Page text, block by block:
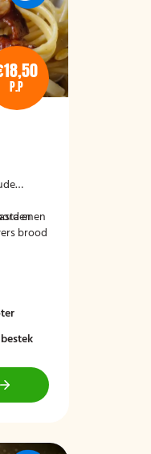
P.P
en
brood
en